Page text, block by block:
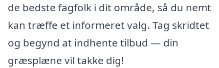
de bedste fagfolk i dit område, så du nemt
kan træffe et informeret valg. Tag skridtet
og begynd at indhente tilbud — din
græsplæne vil takke dig!